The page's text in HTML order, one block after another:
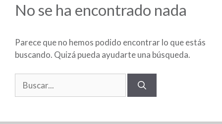
No se ha encontrado nada
Parece que no hemos podido encontrar lo que estás
buscando. Quizá pueda ayudarte una búsqueda.